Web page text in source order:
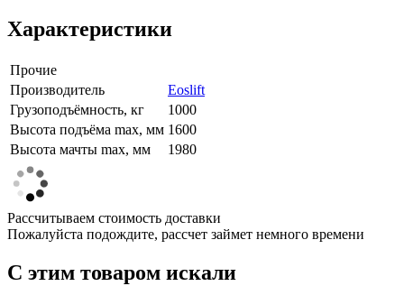
Характеристики
Прочие
Производитель
Eoslift
Грузоподъёмность, кг
1000
Высота подъёма max, мм 1600
Высота мачты max, мм
1980
Рассчитываем стоимость доставки
Пожалуйста подождите, рассчет займет немного времени
C этим товаром искали